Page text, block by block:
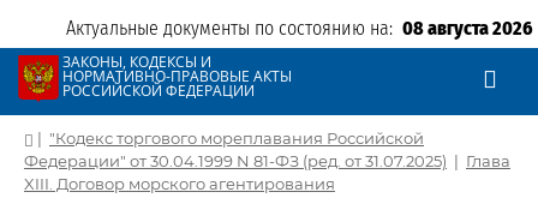
Актуальные документы по состоянию на: 08 августа 2026
ЗАКОНЫ, КОДЕКСЫ И
НОРМАТИВНО-ПРАВОВЫЕ АКТЫ
РОССИЙСКОЙ ФЕДЕРАЦИИ
| "Кодекс торгового мореплавания Российской
Федерации" от 30.04.1999 N 81-ФЗ (ред. от 31.07.2025) | Глава
XIII. Договор морского агентирования